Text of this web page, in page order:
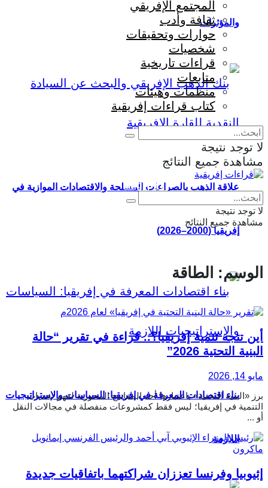
والمؤثرات
علاقة الذهب بالصراعات المسلحة والاقتصادات الموازية في
إفريقيا (2000–2026)
بناء اقتصادات المعرفة في إفريقيا: السياسات والإستراتيجيات
اللازمة
المجتمع الإفريقي
ثقافة وأدب
حوارات وتحقيقات
شخصيات
قراءات تاريخية
متابعات
منظمات وهيئات
كتاب قراءات إفريقية
لا توجد نتيجة
مشاهدة جميع النتائج
Eng | Fr
لا توجد نتيجة
مشاهدة جميع النتائج
الوسم: الطاقة
أين تتجه تنمية إفريقيا؟.. قراءة في تقرير “حالة
البنية التحتية 2026”
مايو 14, 2026
برز «البنية التحتية» باعتبارها أحد المفاتيح المحورية لفهم تحديات
التنمية في إفريقيا؛ ليس فقط كمشروعات منفصلة في مجالات النقل
أو ...
إثيوبيا وفرنسا تعززان شراكتهما باتفاقيات جديدة